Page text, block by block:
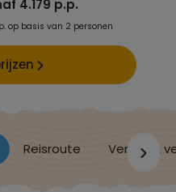
4.179 p.p.
op basis van 2 personen
Reisroute Verblijf &